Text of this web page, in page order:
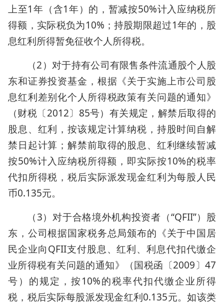
上至1年（含1年）的，暂减按50%计入应纳税所
得额，实际税负为10%；持股期限超过1年的，股
息红利所得暂免征收个人所得税。
（2）对于持有公司有限售条件流通股个人股
东和证券投资基金，根据《关于实施上市公司股
息红利差别化个人所得税政策有关问题的通知》
（财税〔2012〕85号）有关规定，解禁后取得的
股息、红利，按该规定计算纳税，持股时间自解
禁日起计算；解禁前取得的股息、红利继续暂减
按50%计入应纳税所得额，即实际按10%的税率
代扣所得税，税后实际派发现金红利为每股人民
币0.135元。
（3）对于合格境外机构投资者（“QFII”）股
东，公司根据国家税务总局颁布的《关于中国居
民企业向QFII支付股息、红利、利息代扣代缴企
业所得税有关问题的通知》（国税函〔2009〕47
号）的规定，按10%的税率代扣代缴企业所得
税，税后实际每股派发现金红利0.135元。如该类